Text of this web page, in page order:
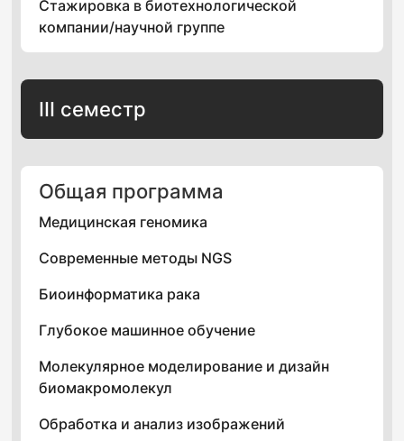
Стажировка в биотехнологической
компании/научной группе
III семестр
Общая программа
Медицинская геномика
Современные методы NGS
Биоинформатика рака
Глубокое машинное обучение
Молекулярное моделирование и дизайн
биомакромолекул
Обработка и анализ изображений